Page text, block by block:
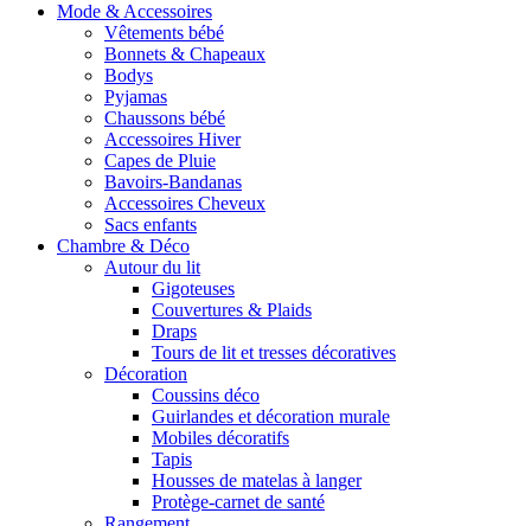
Mode & Accessoires
Vêtements bébé
Bonnets & Chapeaux
Bodys
Pyjamas
Chaussons bébé
Accessoires Hiver
Capes de Pluie
Bavoirs-Bandanas
Accessoires Cheveux
Sacs enfants
Chambre & Déco
Autour du lit
Gigoteuses
Couvertures & Plaids
Draps
Tours de lit et tresses décoratives
Décoration
Coussins déco
Guirlandes et décoration murale
Mobiles décoratifs
Tapis
Housses de matelas à langer
Protège-carnet de santé